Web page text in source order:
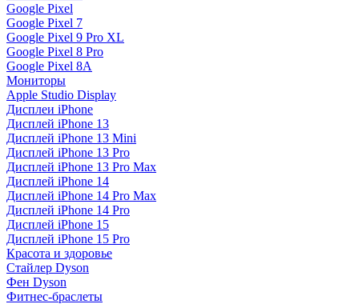
Google Pixel
Google Pixel 7
Google Pixel 9 Pro XL
Google Pixel 8 Pro
Google Pixel 8A
Мониторы
Apple Studio Display
Дисплеи iPhone
Дисплей iPhone 13
Дисплей iPhone 13 Mini
Дисплей iPhone 13 Pro
Дисплей iPhone 13 Pro Max
Дисплей iPhone 14
Дисплей iPhone 14 Pro Max
Дисплей iPhone 14 Pro
Дисплей iPhone 15
Дисплей iPhone 15 Pro
Красота и здоровье
Стайлер Dyson
Фен Dyson
Фитнес-браслеты